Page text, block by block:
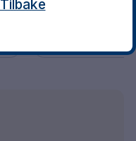
Tilbake